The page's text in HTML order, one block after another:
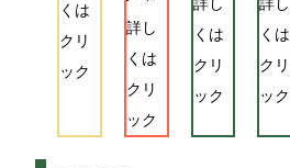
くは
クリ
ック
詳し
くは
クリ
ック
くは
クリ
ック
くは
クリ
ック